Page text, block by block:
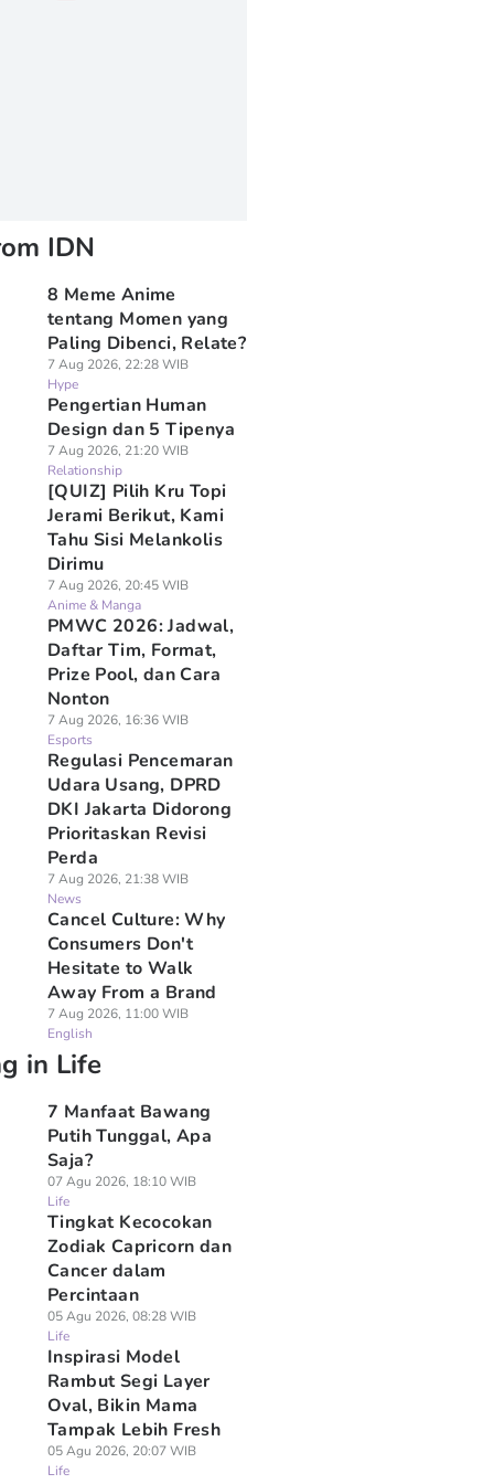
IDN
8 Meme Anime
tentang Momen yang
Paling Dibenci, Relate?
7 Aug 2026, 22:28 WIB
Hype
Pengertian Human
Design dan 5 Tipenya
7 Aug 2026, 21:20 WIB
Relationship
[QUIZ] Pilih Kru Topi
Jerami Berikut, Kami
Tahu Sisi Melankolis
Dirimu
7 Aug 2026, 20:45 WIB
Anime & Manga
PMWC 2026: Jadwal,
Daftar Tim, Format,
Prize Pool, dan Cara
Nonton
7 Aug 2026, 16:36 WIB
Esports
Regulasi Pencemaran
Udara Usang, DPRD
DKI Jakarta Didorong
Prioritaskan Revisi
Perda
7 Aug 2026, 21:38 WIB
News
Cancel Culture: Why
Consumers Don't
Hesitate to Walk
Away From a Brand
7 Aug 2026, 11:00 WIB
English
in Life
7 Manfaat Bawang
Putih Tunggal, Apa
Saja?
07 Agu 2026, 18:10 WIB
Life
Tingkat Kecocokan
Zodiak Capricorn dan
Cancer dalam
Percintaan
05 Agu 2026, 08:28 WIB
Life
Inspirasi Model
Rambut Segi Layer
Oval, Bikin Mama
Tampak Lebih Fresh
05 Agu 2026, 20:07 WIB
Life